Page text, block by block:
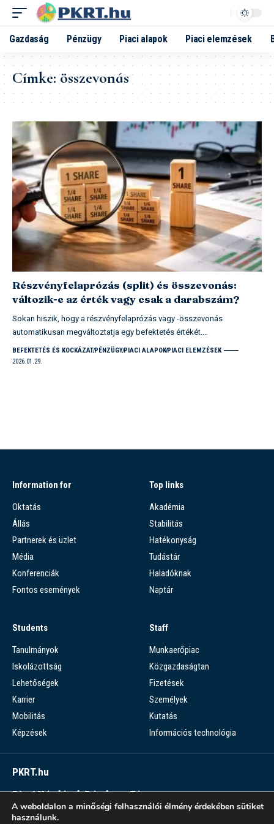
Gazdaság Pénzügy Piaci alapok Piaci elemzések
Címke:összevonás
Részvényfelaprózás (split) és összevonás:
változik-e az érték vagy csak a darabszám?
Sokan hiszik, hogy a részvényfelaprózás vagy -összevonás
automatikusan megváltoztatja egy befektetés értékét.…
BEFEKTETÉS ÉS KOCKÁZATPÉNZÜGYPIACI ALAPOKPIACI ELEMZÉSEK
2026.01.29.
Information for
Oktatás
Állás
Partnerek és üzlet
Média
Konferenciák
Fontos események
Top links
Akadémia
Stabilitás
Hatékonyság
Tudástár
Haladóknak
Naptár
Students
Tanulmányok
Iskolázottság
Lehetőségek
Karrier
Mobilitás
Képzések
Staff
Munkaerőpiac
Közgazdaságtan
Fizetések
Személyek
Kutatás
Információs technológia
PKRT.hu
Piaci Kérdések Részletes Tára
PKRT >
A weboldalon a minőségi felhasználói élmény érdekében sütiket
használunk.